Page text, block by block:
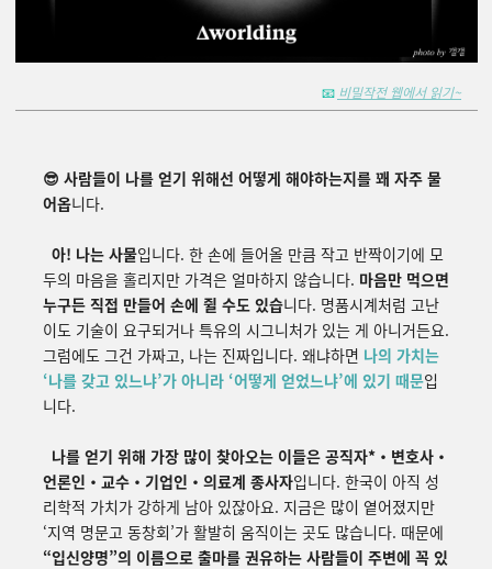
📧 비밀작전 웹에서 읽기~
😎 사람들이 나를 얻기 위해선 어떻게 해야하는지를 꽤 자주 물
어옵니다.
아! 나는 사물입니다. 한 손에 들어올 만큼 작고 반짝이기에 모
두의 마음을 홀리지만 가격은 얼마하지 않습니다. 마음만 먹으면
누구든 직접 만들어 손에 쥘 수도 있습니다. 명품시계처럼 고난
이도 기술이 요구되거나 특유의 시그니처가 있는 게 아니거든요.
그럼에도 그건 가짜고, 나는 진짜입니다. 왜냐하면 나의 가치는
‘나를 갖고 있느냐’가 아니라 ‘어떻게 얻었느냐’에 있기 때문입
니다.
나를 얻기 위해 가장 많이 찾아오는 이들은 공직자*・변호사・
언론인・교수・기업인・의료계 종사자입니다. 한국이 아직 성
리학적 가치가 강하게 남아 있잖아요. 지금은 많이 옅어졌지만
‘지역 명문고 동창회’가 활발히 움직이는 곳도 많습니다. 때문에
“입신양명”의 이름으로 출마를 권유하는 사람들이 주변에 꼭 있